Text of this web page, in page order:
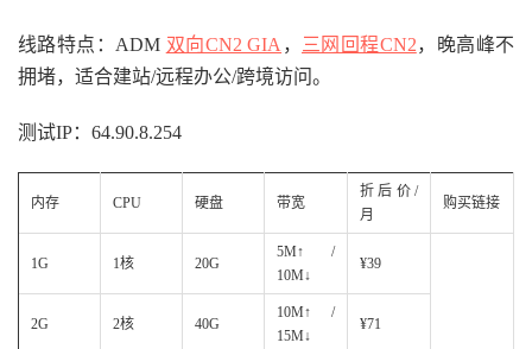
线路特点：ADM 双向CN2 GIA ， 三网回程CN2，晚高峰不
拥堵，适合建站/远程办公/跨境访问。
测试IP：64.90.8.254
内存 CPU 硬盘 带宽
折后价/
月
购买链接
1G 1核 20G
5M↑ /
10M↓
¥39
2G 2核 40G
10M↑ /
15M↓
¥71